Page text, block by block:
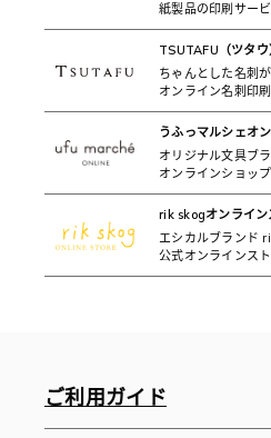
紙製品の印刷サー
TSUTAFU（ツタウ
ちゃんとした名刺
オンライン名刺印
うふっマルシェオ
オリジナル文具ブ
オンラインショップ
rik skogオンライン
エシカルブランド
公式オンラインス
ご利用ガイド